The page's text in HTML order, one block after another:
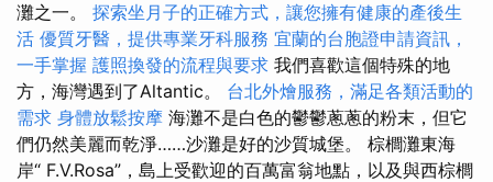
灘之一。 探索坐月子的正確方式，讓您擁有健康的產後生
活 優質牙醫，提供專業牙科服務 宜蘭的台胞證申請資訊，
一手掌握 護照換發的流程與要求 我們喜歡這個特殊的地
方，海灣遇到了Altantic。 台北外燴服務，滿足各類活動的
需求 身體放鬆按摩 海灘不是白色的鬱鬱蔥蔥的粉末，但它
們仍然美麗而乾淨……沙灘是好的沙質城堡。 棕櫚灘東海
岸“ F.V.Rosa”，島上受歡迎的百萬富翁地點，以及與西棕櫚